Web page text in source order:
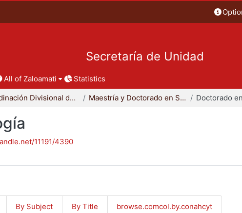
Secretaría de Unidad
All of Zaloamati Statistics
Coordinación Divisional de Posgrado Maestría y Doctorado en Sociología Doctorado
11191/4390
By Subject By Title browse.comcol.by.conahcyt